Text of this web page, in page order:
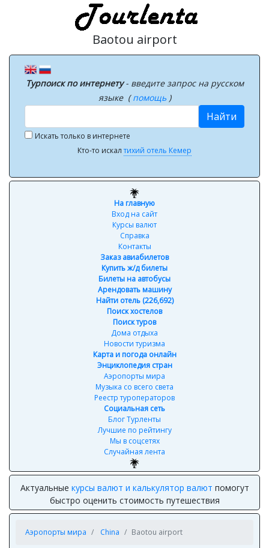
Baotou airport
Турпоиск по интернету- введите запрос на русском
языке (помощь )
Найти
Искать только в интернете
Кто-то искалтихий отель Кемер
На главную
Вход на сайт
Курсы валют
Справка
Контакты
Заказ авиабилетов
Купить ж/д билеты
Билеты на автобусы
Арендовать машину
Найти отель (226,692)
Поиск хостелов
Поиск туров
Дома отдыха
Новости туризма
Карта и погода онлайн
Энциклопедия стран
Аэропорты мира
Музыка со всего света
Реестр туроператоров
Социальная сеть
Блог Турленты
Лучшие по рейтингу
Мы в соцсетях
Случайная лента
Актуальные курсы валют и калькулятор валют помогут
быстро оценить стоимость путешествия
Аэропорты мира China Baotou airport